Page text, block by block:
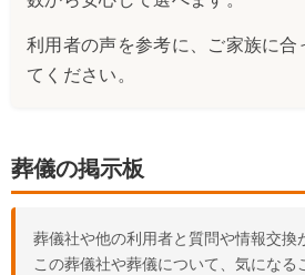
利用者の声を参考に、ご家族に合
てください。
葬儀の掲示板
葬儀社や他の利用者と質問や情報交換
この葬儀社や葬儀について、気になる